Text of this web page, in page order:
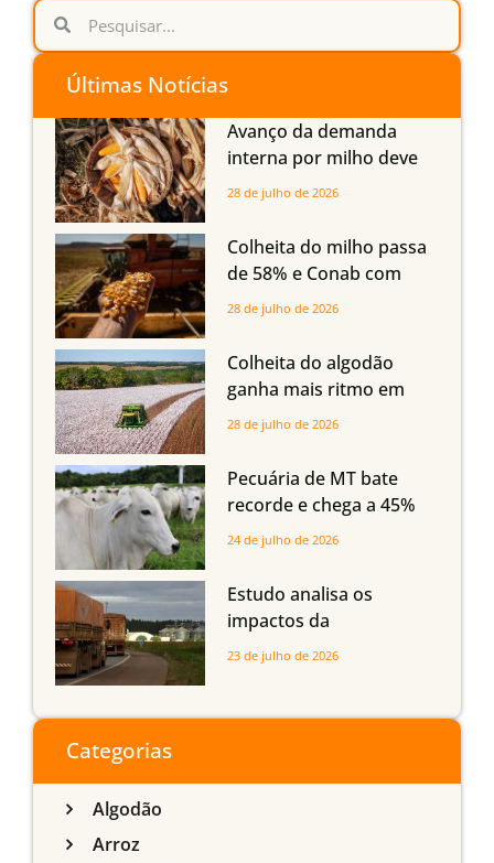
Últimas Notícias
Avanço da demanda
interna por milho deve
compensar aumento da
em Mato Grosso, aponta
Imea
28 de julho de 2026
Colheita do milho passa
de 58% e Conab com
boas produtividades em
quedas em Tocantins,
Maranhão e Piauí
28 de julho de 2026
Colheita do algodão
ganha mais ritmo em
Mato Grosso, Mato
Maranhão
28 de julho de 2026
Pecuária de MT bate
recorde e chega a 45%
dos bovinos abatidos
24 de julho de 2026
Estudo analisa os
impactos da
infraestrutura logística
do Sul
23 de julho de 2026
Categorias
Algodão
Arroz